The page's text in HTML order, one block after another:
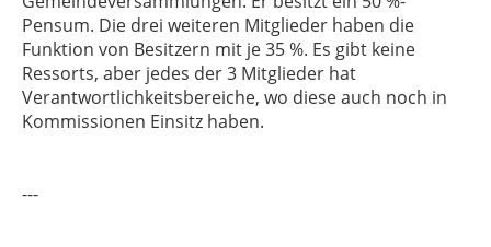
Pensum. Die drei weiteren Mitglieder haben die
Funktion von Besitzern mit je 35 %. Es gibt keine
Ressorts, aber jedes der 3 Mitglieder hat
Verantwortlichkeitsbereiche, wo diese auch noch in
Kommissionen Einsitz haben.
---